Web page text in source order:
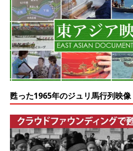
甦った1965年のジュリ馬行列映像